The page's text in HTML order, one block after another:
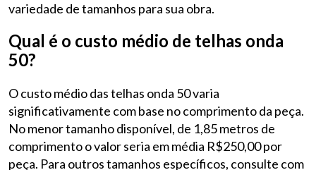
variedade de tamanhos para sua obra.
Qual é o custo médio de telhas onda
50?
O custo médio das telhas onda 50 varia
significativamente com base no comprimento da peça.
No menor tamanho disponível, de 1,85 metros de
comprimento o valor seria em média R$250,00 por
peça. Para outros tamanhos específicos, consulte com